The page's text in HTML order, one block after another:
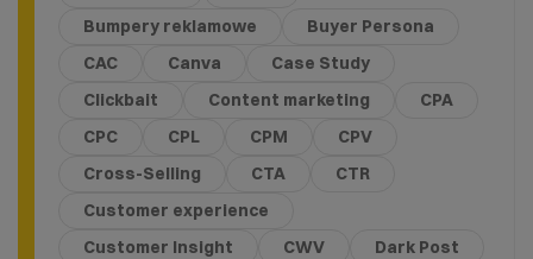
Bumpery reklamowe
Buyer Persona
CAC
Canva
Case Study
Clickbait
Content marketing
CPA
CPC
CPL CPM
CPV
Cross-Selling
CTA
CTR
Customer experience
Customer Insight
CWV
Dark Post